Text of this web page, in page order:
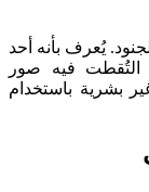
يُعرف بأنه أحد
التُقطت فيه صور
بشرية باستخدام